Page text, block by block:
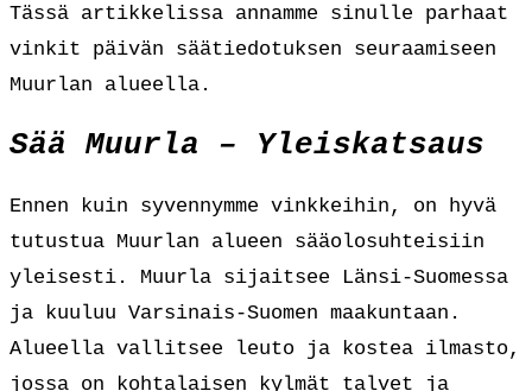
Tässä artikkelissa annamme sinulle parhaat
vinkit päivän säätiedotuksen seuraamiseen
Muurlan alueella.
Sää Muurla – Yleiskatsaus
Ennen kuin syvennymme vinkkeihin, on hyvä
tutustua Muurlan alueen sääolosuhteisiin
yleisesti. Muurla sijaitsee Länsi-Suomessa
ja kuuluu Varsinais-Suomen maakuntaan.
Alueella vallitsee leuto ja kostea ilmasto,
jossa on kohtalaisen kylmät talvet ja